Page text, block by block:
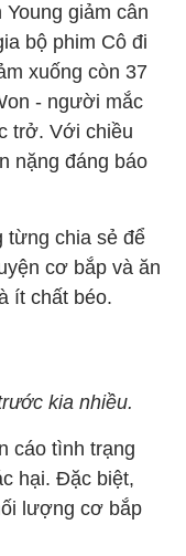
giảm cân
bộ phim Cô đi
xuống còn 37
- người mắc
trở. Với chiều
nặng đáng báo
từng chia sẻ để
cơ bắp và ăn
ít chất béo.
kia nhiều.
cáo tình trạng
hại. Đặc biệt,
lượng cơ bắp